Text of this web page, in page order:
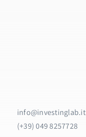
info@investinglab.it
(+39) 049 8257728